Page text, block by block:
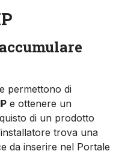
permettono di
e ottenere un
di un prodotto
trova una
da inserire nel Portale